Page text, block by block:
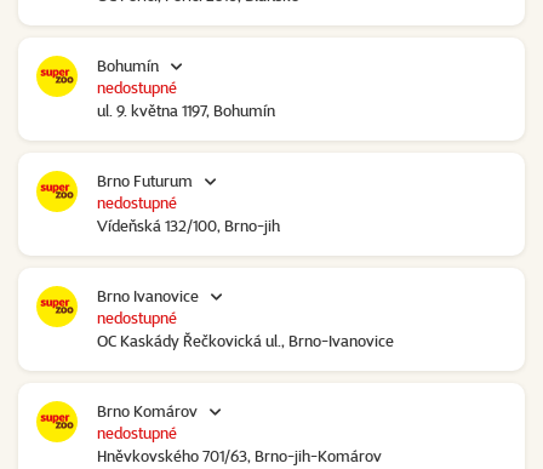
Bohumín
ul. 9. května 1197, Bohumín
nedostupné
Brno Futurum
Vídeňská 132/100, Brno-jih
nedostupné
Brno Ivanovice
OC Kaskády Řečkovická ul., Brno-Ivanovice
nedostupné
Brno Komárov
Hněvkovského 701/63, Brno-jih-Komárov
nedostupné